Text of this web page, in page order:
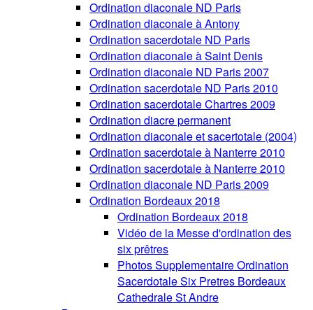
Ordination diaconale ND Paris
Ordination diaconale à Antony
Ordination sacerdotale ND Paris
Ordination diaconale à Saint Denis
Ordination diaconale ND Paris 2007
Ordination sacerdotale ND Paris 2010
Ordination sacerdotale Chartres 2009
Ordination diacre permanent
Ordination diaconale et sacertotale (2004)
Ordination sacerdotale à Nanterre 2010
Ordination sacerdotale à Nanterre 2010
Ordination diaconale ND Paris 2009
Ordination Bordeaux 2018
Ordination Bordeaux 2018
Vidéo de la Messe d'ordination des
six prêtres
Photos Supplementaire Ordination
Sacerdotale Six Pretres Bordeaux
Cathedrale St Andre